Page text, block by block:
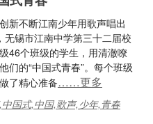
新不断江南少年用歌声唱出
无锡市江南中学第三十二届校
46个班级的学生，用清澈嘹
们的“中国式青春”。每个班级
了精心准备……更多
中国式,中国,歌声,少年,青春